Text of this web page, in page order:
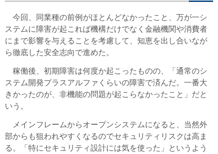
今回、同業種の前例がほとんどなかったこと、万が一シ
ステムに障害が起これば機構だけでなく金融機関や消費者
にまで影響を与えることを考慮して、知恵を出し合いなが
ら徹底した安全志向で進めた。
稼働後、初期障害は何度か起こったものの、「通常のシ
ステム開発プラスアルファくらいの障害で済んだ。一番大
きかったのが、非機能の問題が起こらなかったこと」だと
いう。
メインフレームからオープンシステムになると、当然外
部からも狙われやすくなるのでセキュリティリスクは高ま
る。「特にセキュリティ設計には気を使った」というよう